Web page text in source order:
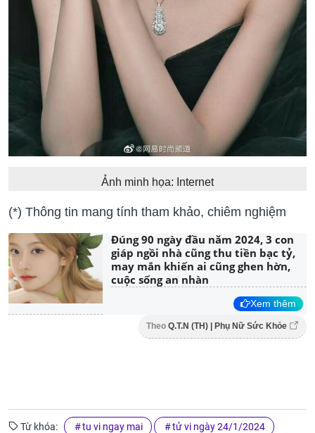
Ảnh minh họa: Internet
(*) Thông tin mang tính tham khảo, chiêm nghiệm
Đúng 90 ngày đầu năm 2024, 3 con
giáp ngồi nhà cũng thu tiền bạc tỷ,
may mắn khiến ai cũng ghen hờn,
cuộc sống an nhàn
Xem thêm
Theo Q.T.N (TH) | Phụ Nữ Sức Khỏe
Từ khóa: tu vi ngay mai tử vi ngày 24/1/2024